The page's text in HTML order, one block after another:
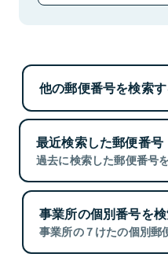
他の郵便番号を検索
最近検索した郵便番号
過去に検索した郵便番号
事業所の個別番号を
事業所の７けたの個別郵